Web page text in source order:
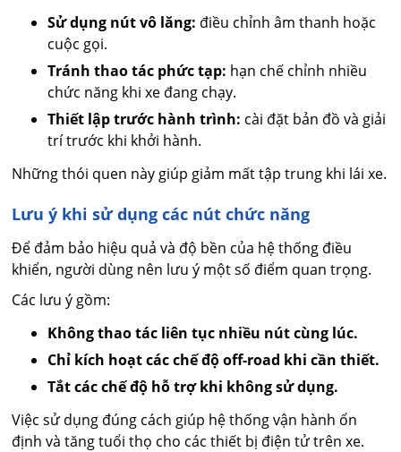
Sử dụng nút vô lăng: điều chỉnh âm thanh hoặc
cuộc gọi.
Tránh thao tác phức tạp: hạn chế chỉnh nhiều
chức năng khi xe đang chạy.
Thiết lập trước hành trình: cài đặt bản đồ và giải
trí trước khi khởi hành.
Những thói quen này giúp giảm mất tập trung khi lái xe.
Lưu ý khi sử dụng các nút chức năng
Để đảm bảo hiệu quả và độ bền của hệ thống điều
khiển, người dùng nên lưu ý một số điểm quan trọng.
Các lưu ý gồm:
Không thao tác liên tục nhiều nút cùng lúc.
Chỉ kích hoạt các chế độ off-road khi cần thiết.
Tắt các chế độ hỗ trợ khi không sử dụng.
Việc sử dụng đúng cách giúp hệ thống vận hành ổn
định và tăng tuổi thọ cho các thiết bị điện tử trên xe.